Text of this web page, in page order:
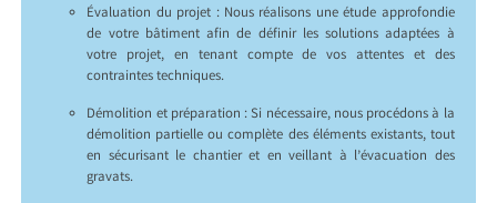
Évaluation du projet : Nous réalisons une étude approfondie
de votre bâtiment afin de définir les solutions adaptées à
votre projet, en tenant compte de vos attentes et des
contraintes techniques.
Démolition et préparation : Si nécessaire, nous procédons à la
démolition partielle ou complète des éléments existants, tout
en sécurisant le chantier et en veillant à l’évacuation des
gravats.